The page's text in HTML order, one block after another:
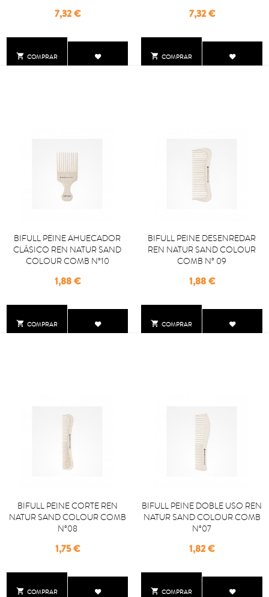
 COMPRAR
Precio
7,32 €
 COMPRAR
Precio
7,32 €
 COMPRAR
BIFULL PEINE AHUECADOR
CLÁSICO REN NATUR SAND
COLOUR COMB Nº10
Precio
1,88 €
 COMPRAR
BIFULL PEINE DESENREDAR
REN NATUR SAND COLOUR
COMB Nº 09
Precio
1,88 €
 COMPRAR
BIFULL PEINE CORTE REN
NATUR SAND COLOUR COMB
Nº08
Precio
1,75 €
 COMPRAR
BIFULL PEINE DOBLE USO REN
NATUR SAND COLOUR COMB
Nº07
Precio
1,82 €